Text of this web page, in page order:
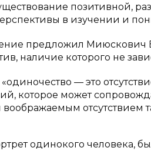
позитивной,
в изучении и
предложил Миюскович
наличие которого не
— это
которое может
отсутствием
одинокого